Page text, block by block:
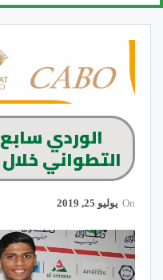
الوردي
التطواني
On يوليو 25, 2019